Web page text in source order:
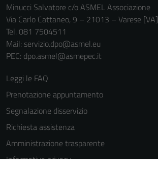
Minucci Salvatore c/o ASMEL Associazione
Via Carlo Cattaneo, 9 – 21013 – Varese [VA]
Tel. 081 7504511
Mail: servizio.dpo@asmel.eu
PEC: dpo.asmel@asmepec.it
Leggi le FAQ
Prenotazione appuntamento
Segnalazione disservizio
Richiesta assistenza
Amministrazione trasparente
Informativa privacy